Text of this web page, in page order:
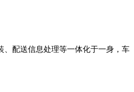
、配送信息处理等一体化于一身，车